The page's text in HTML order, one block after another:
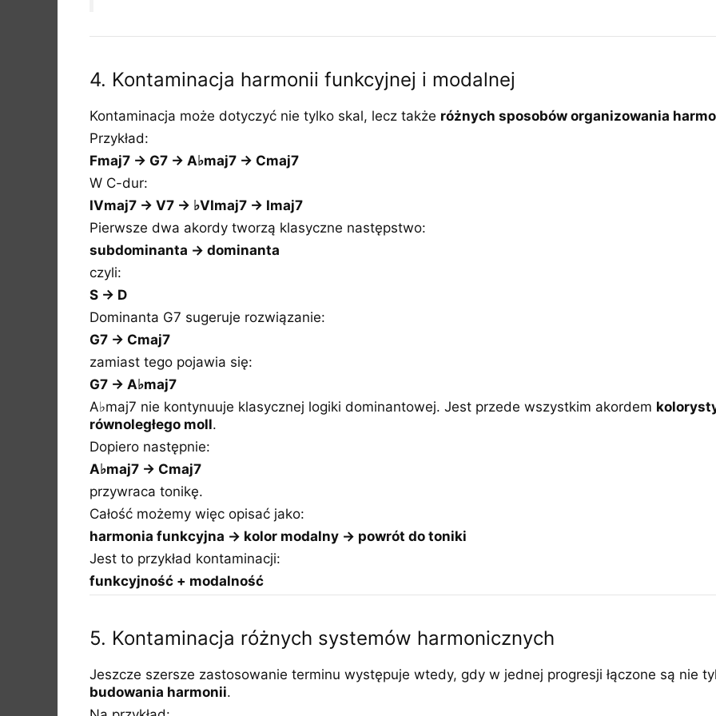
4. Kontaminacja harmonii funkcyjnej i modalnej
Kontaminacja może dotyczyć nie tylko skal, lecz także różnych sposobów organizowania
Przykład:
Fmaj7 → G7 → A♭maj7 → Cmaj7
W C-dur:
IVmaj7 → V7 → ♭VImaj7 → Imaj7
Pierwsze dwa akordy tworzą klasyczne następstwo:
subdominanta → dominanta
czyli:
S → D
Dominanta G7 sugeruje rozwiązanie:
G7 → Cmaj7
zamiast tego pojawia się:
G7 → A♭maj7
A♭maj7 nie kontynuuje klasycznej logiki dominantowej. Jest przede wszystkim akordem
równoległego moll.
Dopiero następnie:
A♭maj7 → Cmaj7
przywraca tonikę.
Całość możemy więc opisać jako:
harmonia funkcyjna → kolor modalny → powrót do toniki
Jest to przykład kontaminacji:
funkcyjność + modalność
5. Kontaminacja różnych systemów harmonicznych
Jeszcze szersze zastosowanie terminu występuje wtedy, gdy w jednej progresji łączone są nie
budowania harmonii.